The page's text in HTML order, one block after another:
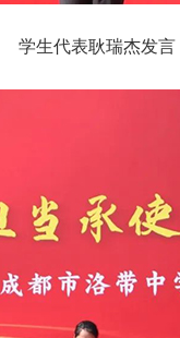
学生代表耿瑞杰发言